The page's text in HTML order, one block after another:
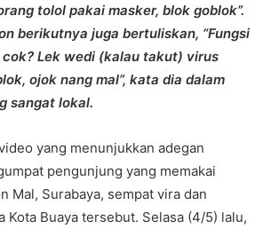
tolol pakai masker, blok goblok”.
berikutnya juga bertuliskan, “Fungsi
cok? Lek wedi (kalau takut) virus
ojok nang mal”, kata dia dalam
sangat lokal.
yang menunjukkan adegan
pengunjung yang memakai
Mal, Surabaya, sempat vira dan
Kota Buaya tersebut. Selasa (4/5) lalu,